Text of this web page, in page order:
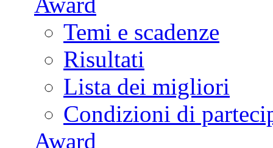
Temi e scadenze
Risultati
Lista dei migliori
Condizioni di
Award